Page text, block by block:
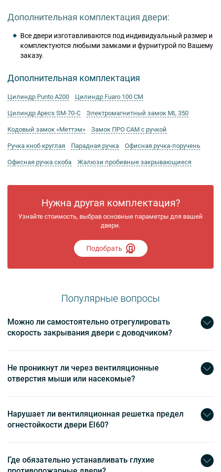
Дополнительная комплектация двери:
Все двери изготавливаются под индивидуальный размер и
комплектуются любыми замками и фурнитурой по Вашему
заказу.
Дополнительная комплектация
Цилиндр Punto А200 Цилиндр Fuaro 100 CM
Цилиндр Apecs SM-70-C Электромагнитный замок ML 350
Кодовый замок «Меттэм» Замок ПРО САМ с ручкой
Ручка кноб круглая Парадная ручка Офисная ручка-поручень
Офисная ручка скоба Жалюзи пробивные закрывающиеся
Нужна другая комплектация?
Узнайте стоимость, выбрав основные параметры для вашей
двери.
Подобрать
Популярные вопросы
Можно ли самостоятельно отрегулировать
скорость закрывания двери с доводчиком?
Не проникнут ли через вентиляционные
отверстия мыши или насекомые?
Нарушает ли вентиляционная решетка предел
огнестойкости двери EI60?
Где обязательно устанавливать глухие